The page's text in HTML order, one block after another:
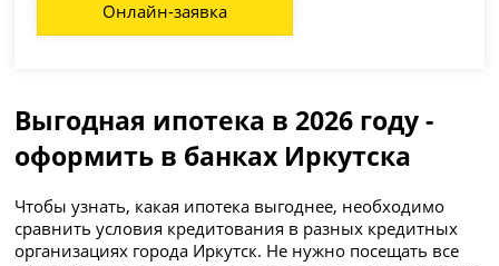
Онлайн-заявка
Выгодная ипотека в 2026 году -
оформить в банках Иркутска
Чтобы узнать, какая ипотека выгоднее, необходимо
сравнить условия кредитования в разных кредитных
организациях города Иркутск. Не нужно посещать все